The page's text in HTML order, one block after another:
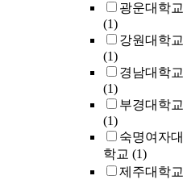
광운대학교
(1)
강원대학교
(1)
경남대학교
(1)
부경대학교
(1)
숙명여자대
학교 (1)
제주대학교